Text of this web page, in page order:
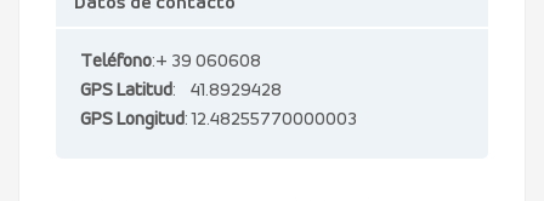
Teléfono:+ 39 060608
GPS Latitud: 41.8929428
GPS Longitud: 12.48255770000003